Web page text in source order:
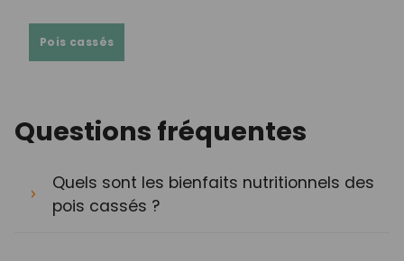
Pois cassés
Questions fréquentes
Quels sont les bienfaits nutritionnels des
pois cassés ?